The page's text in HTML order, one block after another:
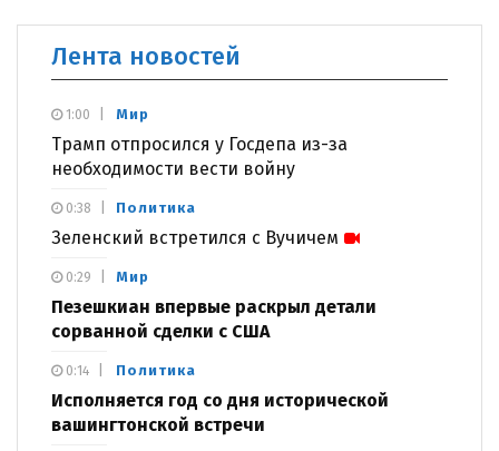
Лента новостей
Мир
Трамп отпросился у Госдепа из-за
необходимости вести войну
1:00
Политика
Зеленский встретился с Вучичем
0:38
Мир
Пезешкиан впервые раскрыл детали
сорванной сделки с США
0:29
Политика
Исполняется год со дня исторической
вашингтонской встречи
0:14